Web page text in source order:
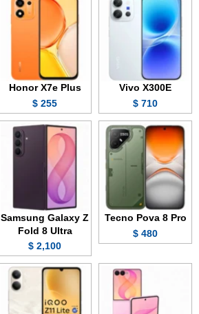
Vivo X300E
710 $
Honor X7e Plus
255 $
Tecno Pova 8 Pro
480 $
Samsung Galaxy Z
Fold 8 Ultra
2,100 $